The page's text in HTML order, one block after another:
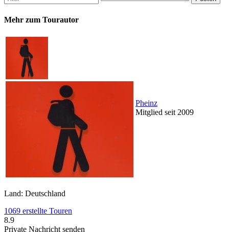
Mehr zum Tourautor
Pheinz
Mitglied seit 2009
Land: Deutschland
1069 erstellte Touren
8.9
Private Nachricht senden